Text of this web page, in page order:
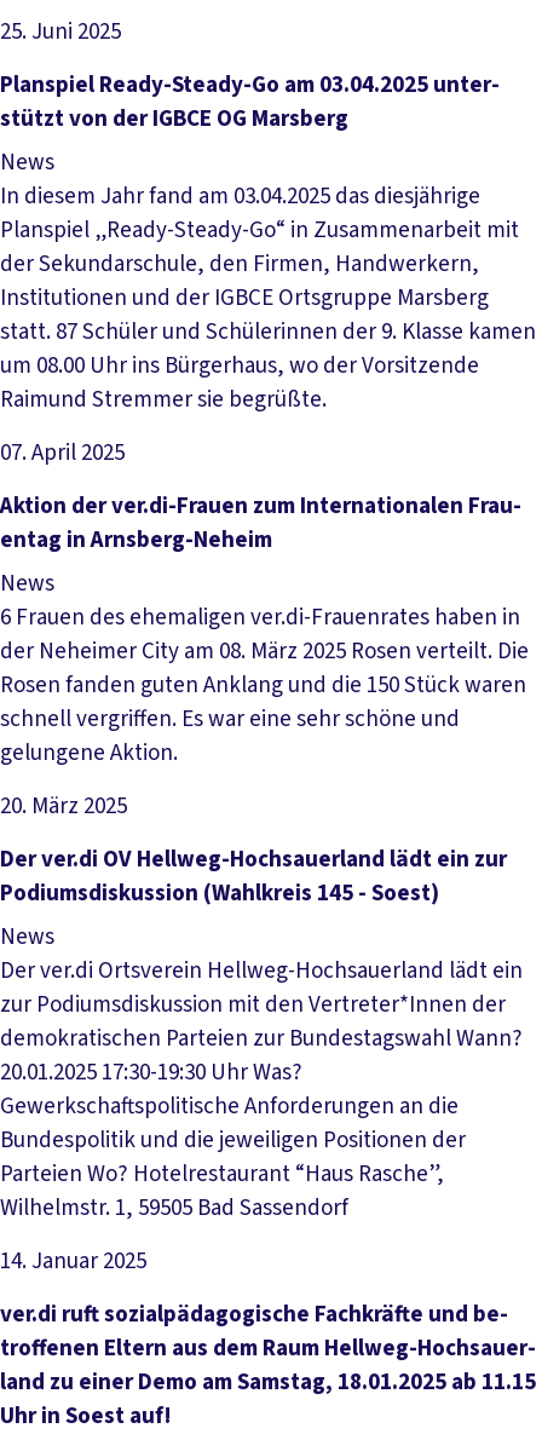
25. Juni 2025
Artikel lesen
Plan­spiel Rea­dy-S­tea­dy-Go am 03.04.2025 un­ter­
stützt von der IGB­CE OG Mars­berg
News
In diesem Jahr fand am 03.04.2025 das diesjährige
Planspiel „Ready-Steady-Go“ in Zusammenarbeit mit
der Sekundarschule, den Firmen, Handwerkern,
Institutionen und der IGBCE Ortsgruppe Marsberg
statt. 87 Schüler und Schülerinnen der 9. Klasse kamen
um 08.00 Uhr ins Bürgerhaus, wo der Vorsitzende
Raimund Stremmer sie begrüßte.
07. April 2025
Artikel lesen
Ak­ti­on der ver­.­di-Frau­en zum In­ter­na­tio­na­len Frau­
en­tag in Arns­ber­g-Ne­heim
News
6 Frauen des ehemaligen ver.di-Frauenrates haben in
der Neheimer City am 08. März 2025 Rosen verteilt. Die
Rosen fanden guten Anklang und die 150 Stück waren
schnell vergriffen. Es war eine sehr schöne und
gelungene Aktion.
20. März 2025
Artikel lesen
Der ver­.­di OV Hell­weg-Hoch­sau­er­land lädt ein zur
Po­di­ums­dis­kus­si­on (Wahl­kreis 145 - Soest)
News
Der ver.di Ortsverein Hellweg-Hochsauerland lädt ein
zur Podiumsdiskussion mit den Vertreter*Innen der
demokratischen Parteien zur Bundestagswahl Wann?
20.01.2025 17:30-19:30 Uhr Was?
Gewerkschaftspolitische Anforderungen an die
Bundespolitik und die jeweiligen Positionen der
Parteien Wo? Hotelrestaurant “Haus Rasche”,
Wilhelmstr. 1, 59505 Bad Sassendorf
14. Januar 2025
Artikel lesen
ver­.­di ruft so­zi­al­pä­d­a­go­gi­sche Fach­kräf­te und be­
trof­fe­nen El­tern aus dem Raum Hell­weg-Hoch­sau­er­
land zu ei­ner De­mo am Sams­tag, 18.01.2025 ab 11.15
Uhr in Soest auf!